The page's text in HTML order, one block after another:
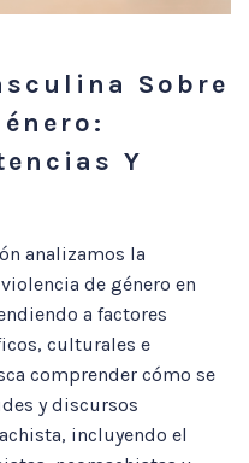
Sobre
Y
analizamos la
de género en
a factores
culturales e
comprender cómo se
y discursos
incluyendo el